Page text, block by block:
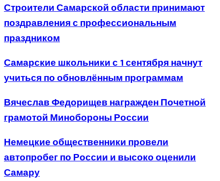
Строители Самарской области принимают
поздравления с профессиональным
праздником
Самарские школьники с 1 сентября начнут
учиться по обновлённым программам
Вячеслав Федорищев награжден Почетной
грамотой Минобороны России
Немецкие общественники провели
автопробег по России и высоко оценили
Самару